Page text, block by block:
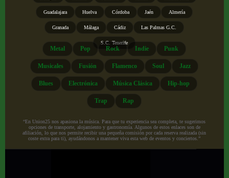
Guadalajara Huelva Córdoba Jaén Almería
Granada Málaga Cádiz Las Palmas G.C.
S.C. Tenerife
Metal Pop Rock Indie Punk
Musicales Fusión Flamenco Soul Jazz
Blues Electrónica Música Clásica Hip-hop
Trap Rap
“En Union25 nos apasiona la música. Para que tu experiencia sea completa, te sugerimos
opciones de transporte, alojamiento y gastronomía. Algunos de estos enlaces son de
afiliación, lo que nos permite recibir una pequeña comisión por cada reserva realizada (sin
coste extra para ti), ayudándonos a mantener viva esta web de eventos y conciertos.”